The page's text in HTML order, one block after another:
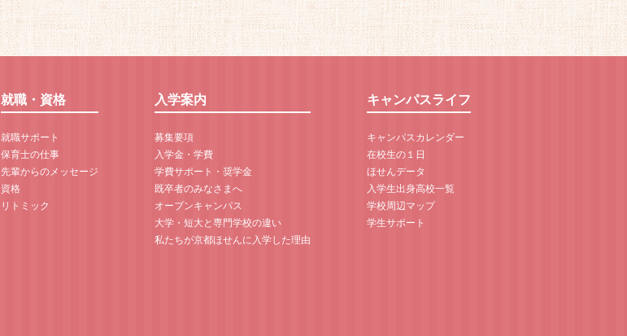
就職・資格
就職サポート
保育士の仕事
先輩からのメッセージ
資格
リトミック
入学案内
募集要項
入学金・学費
学費サポート・奨学金
既卒者のみなさまへ
オープンキャンパス
大学・短大と専門学校の違い
私たちが京都ほせんに入学した理由
キャンパスライフ
キャンパスカレンダー
在校生の１日
ほせんデータ
入学生出身高校一覧
学校周辺マップ
学生サポート